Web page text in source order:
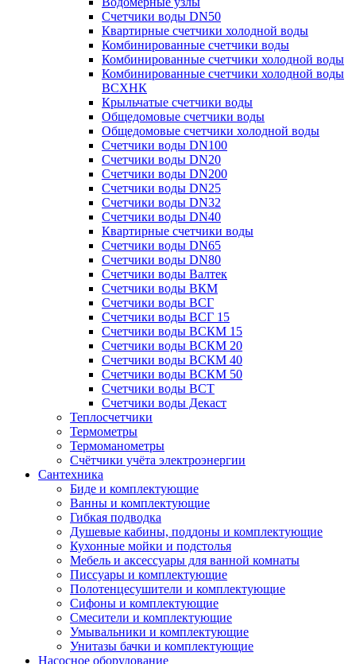
Счетчики воды DN50
Квартирные счетчики холодной воды
Комбинированные счетчики воды
Комбинированные счетчики холодной воды
Комбинированные счетчики холодной воды
ВСХНК
Крыльчатые счетчики воды
Общедомовые счетчики воды
Общедомовые счетчики холодной воды
Счетчики воды DN100
Счетчики воды DN20
Счетчики воды DN200
Счетчики воды DN25
Счетчики воды DN32
Счетчики воды DN40
Квартирные счетчики воды
Счетчики воды DN65
Счетчики воды DN80
Счетчики воды Валтек
Счетчики воды ВКМ
Счетчики воды ВСГ
Счетчики воды ВСГ 15
Счетчики воды ВСКМ 15
Счетчики воды ВСКМ 20
Счетчики воды ВСКМ 40
Счетчики воды ВСКМ 50
Счетчики воды ВСТ
Счетчики воды Декаст
Теплосчетчики
Термометры
Термоманометры
Счётчики учёта электроэнергии
Сантехника
Биде и комплектующие
Ванны и комплектующие
Гибкая подводка
Душевые кабины, поддоны и комплектующие
Кухонные мойки и подстолья
Мебель и аксессуары для ванной комнаты
Писсуары и комплектующие
Полотенцесушители и комплектующие
Сифоны и комплектующие
Смесители и комплектующие
Умывальники и комплектующие
Унитазы бачки и комплектующие
Насосное оборудование